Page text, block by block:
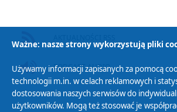
PODCAST AUDIO
Ważne: nasze strony wykorzystują pliki
Używamy informacji zapisanych za pomocą
technologii m.in. w celach reklamowych i
dostosowania naszych serwisów do
użytkowników. Mogą też stosować je